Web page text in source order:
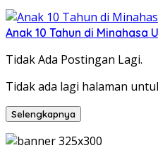
Anak 10 Tahun di Minahasa
Tidak Ada Postingan Lagi.
Tidak ada lagi halaman
Selengkapnya